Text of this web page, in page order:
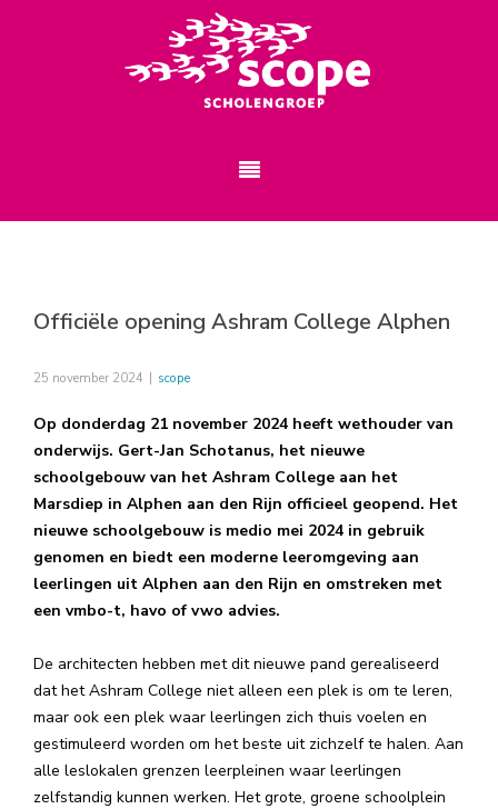
Officiële opening Ashram College Alphen
25 november 2024 | scope
Op donderdag 21 november 2024 heeft wethouder van
onderwijs. Gert-Jan Schotanus, het nieuwe
schoolgebouw van het Ashram College aan het
Marsdiep in Alphen aan den Rijn officieel geopend. Het
nieuwe schoolgebouw is medio mei 2024 in gebruik
genomen en biedt een moderne leeromgeving aan
leerlingen uit Alphen aan den Rijn en omstreken met
een vmbo-t, havo of vwo advies.
De architecten hebben met dit nieuwe pand gerealiseerd
dat het Ashram College niet alleen een plek is om te leren,
maar ook een plek waar leerlingen zich thuis voelen en
gestimuleerd worden om het beste uit zichzelf te halen. Aan
alle leslokalen grenzen leerpleinen waar leerlingen
zelfstandig kunnen werken. Het grote, groene schoolplein